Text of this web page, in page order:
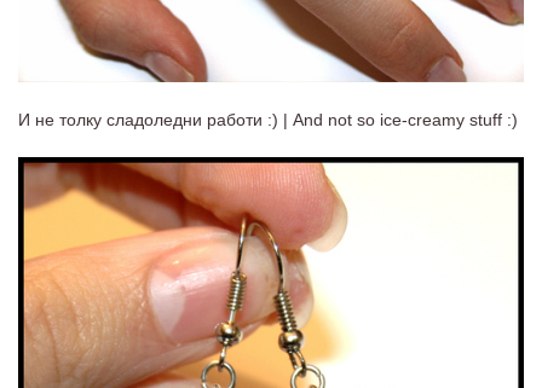
И не толку сладоледни работи :) | And not so ice-creamy stuff :)